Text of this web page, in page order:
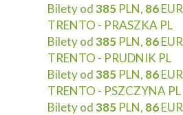
Bilety od385 PLN, 86EUR
TRENTO - PRASZKA PL
Bilety od385 PLN, 86EUR
TRENTO - PRUDNIK PL
Bilety od385 PLN, 86EUR
TRENTO - PSZCZYNA PL
Bilety od385 PLN, 86EUR